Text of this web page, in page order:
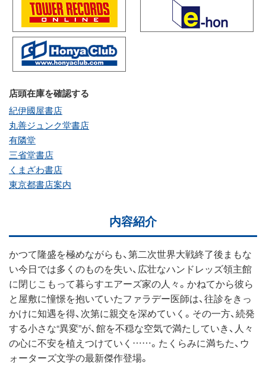
店頭在庫を確認する
紀伊國屋書店
丸善ジュンク堂書店
有隣堂
三省堂書店
くまざわ書店
東京都書店案内
内容紹介
かつて隆盛を極めながらも、第二次世界大戦終了後まもな
い今日では多くのものを失い、広壮なハンドレッズ領主館
に閉じこもって暮らすエアーズ家の人々。かねてから彼ら
と屋敷に憧憬を抱いていたファラデー医師は、往診をきっ
かけに知遇を得、次第に親交を深めていく。その一方、続発
する小さな“異変”が、館を不穏な空気で満たしていき、人々
の心に不安を植えつけていく……。たくらみに満ちた、ウ
ォーターズ文学の最新傑作登場。